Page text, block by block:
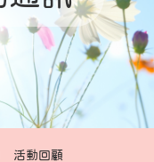
活動回顧